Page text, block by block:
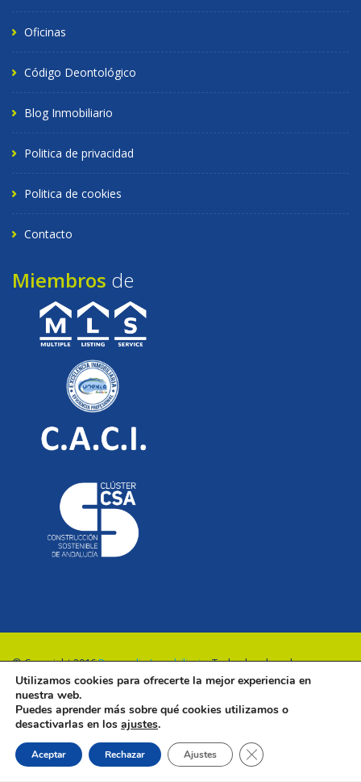
Oficinas
Código Deontológico
Blog Inmobiliario
Politica de privacidad
Politica de cookies
Contacto
Miembros de
© Copyright 2016Renovalia Inmobiliaria. Todos los derechos
reservados.
Utilizamos cookies para ofrecerte la mejor experiencia en
nuestra web.
Puedes aprender más sobre qué cookies utilizamos o
desactivarlas en los ajustes.
Aceptar Rechazar Ajustes Cerrar el banner de